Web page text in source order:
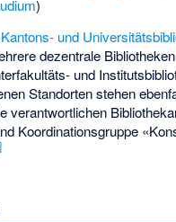
)
Kantons- und
dezentrale Bibliotheken
und
Standorten stehen
verantwortlichen
Koordinationsgruppe
]